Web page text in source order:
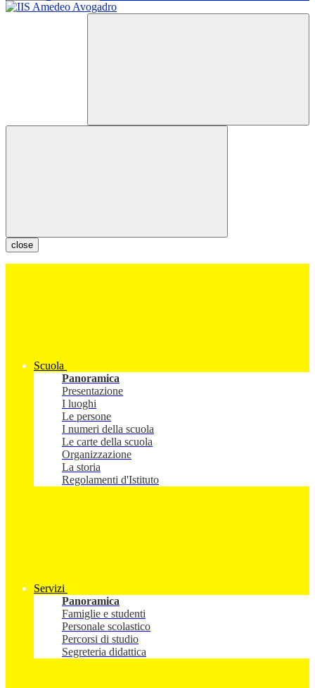
close
Scuola
Panoramica
Presentazione
I luoghi
Le persone
I numeri della scuola
Le carte della scuola
Organizzazione
La storia
Regolamenti d'Istituto
Servizi
Panoramica
Famiglie e studenti
Personale scolastico
Percorsi di studio
Segreteria didattica